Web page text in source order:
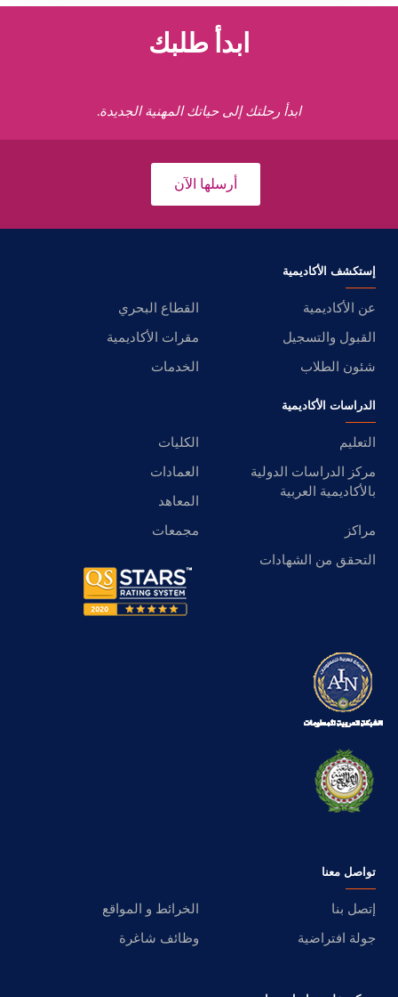
ابدأ طلبك
ابدأ رحلتك إلى حياتك المهنية الجديدة.
أرسلها الآن
إستكشف الأكاديمية
عن الأكاديمية
القطاع البحري
القبول والتسجيل
مقرات الأكاديمية
شئون الطلاب
الخدمات
الدراسات الأكاديمية
التعليم
الكليات
مركز الدراسات الدولية
بالأكاديمية العربية
العمادات
المعاهد
مراكز
مجمعات
التحقق من الشهادات
تواصل معنا
إتصل بنا
الخرائط و المواقع
جولة افتراضية
وظائف شاغرة